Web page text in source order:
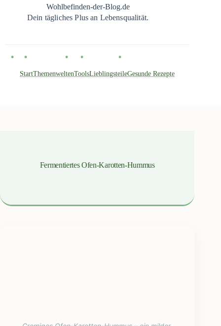
Wohlbefinden-der-Blog.de
Dein tägliches Plus an Lebensqualität.
StartThemenweltenToolsLieblingsteileGesunde Rezepte
Fermentiertes Ofen-Karotten-Hummus